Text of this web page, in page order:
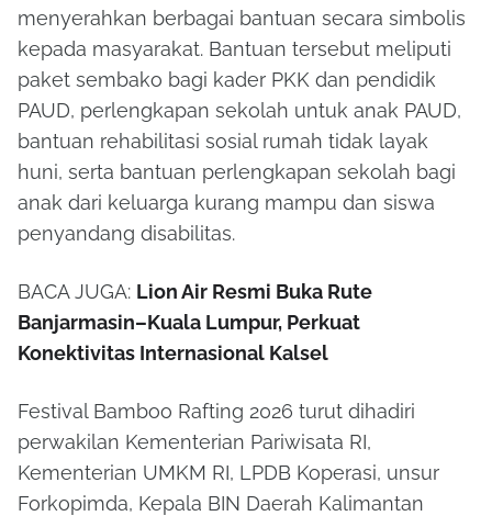
menyerahkan berbagai bantuan secara simbolis
kepada masyarakat. Bantuan tersebut meliputi
paket sembako bagi kader PKK dan pendidik
PAUD, perlengkapan sekolah untuk anak PAUD,
bantuan rehabilitasi sosial rumah tidak layak
huni, serta bantuan perlengkapan sekolah bagi
anak dari keluarga kurang mampu dan siswa
penyandang disabilitas.
BACA JUGA: Lion Air Resmi Buka Rute
Banjarmasin–Kuala Lumpur, Perkuat
Konektivitas Internasional Kalsel
Festival Bamboo Rafting 2026 turut dihadiri
perwakilan Kementerian Pariwisata RI,
Kementerian UMKM RI, LPDB Koperasi, unsur
Forkopimda, Kepala BIN Daerah Kalimantan